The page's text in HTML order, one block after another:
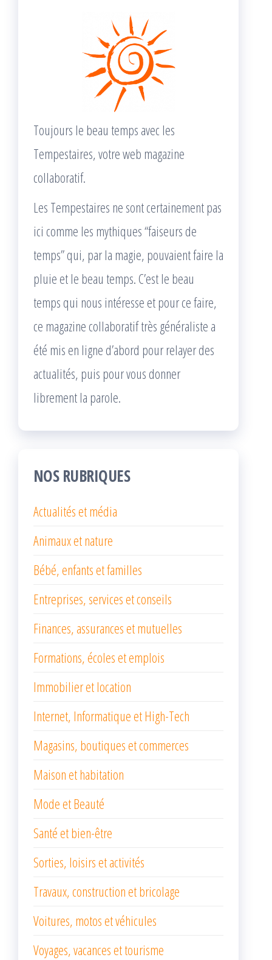
Toujours le beau temps avec les
Tempestaires, votre web magazine
collaboratif.
Les Tempestaires ne sont certainement pas
ici comme les mythiques “faiseurs de
temps” qui, par la magie, pouvaient faire la
pluie et le beau temps. C’est le beau
temps qui nous intéresse et pour ce faire,
ce magazine collaboratif très généraliste a
été mis en ligne d’abord pour relayer des
actualités, puis pour vous donner
librement la parole.
NOS RUBRIQUES
Actualités et média
Animaux et nature
Bébé, enfants et familles
Entreprises, services et conseils
Finances, assurances et mutuelles
Formations, écoles et emplois
Immobilier et location
Internet, Informatique et High-Tech
Magasins, boutiques et commerces
Maison et habitation
Mode et Beauté
Santé et bien-être
Sorties, loisirs et activités
Travaux, construction et bricolage
Voitures, motos et véhicules
Voyages, vacances et tourisme